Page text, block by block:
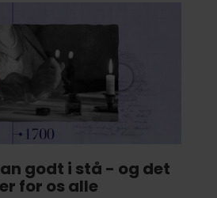
godt i stå - og det
for os alle